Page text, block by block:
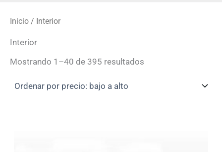
Inicio / Interior
Interior
Mostrando 1–40 de 395 resultados